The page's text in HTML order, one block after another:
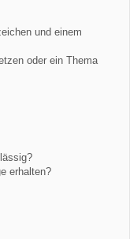
und einem
oder ein Thema
erhalten?